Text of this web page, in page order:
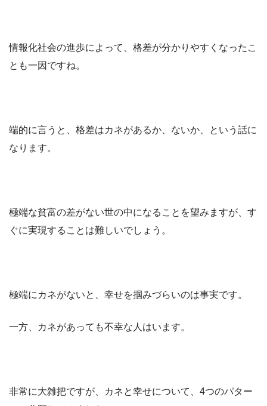
情報化社会の進歩によって、格差が分かりやすくなったこ
とも一因ですね。
端的に言うと、格差はカネがあるか、ないか、という話に
なります。
極端な貧富の差がない世の中になることを望みますが、す
ぐに実現することは難しいでしょう。
極端にカネがないと、幸せを掴みづらいのは事実です。
一方、カネがあっても不幸な人はいます。
非常に大雑把ですが、カネと幸せについて、4つのパター